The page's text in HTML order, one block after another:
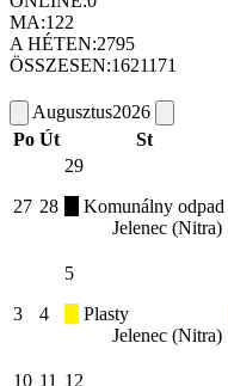
MA:122
A HÉTEN:2795
ÖSSZESEN:1621171
Augusztus2026
Po Út St
27 28
29
Komunálny odpad
Jelenec (Nitra)
3 4
5
Plasty
Jelenec (Nitra)
10 11 12